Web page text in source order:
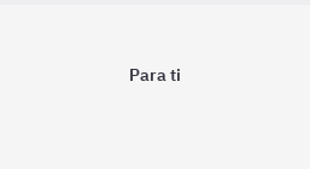
Para ti